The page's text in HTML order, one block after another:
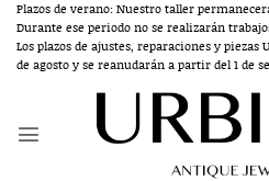
Saltar
contenido
Plazos de verano: Nuestro taller
Durante ese periodo no se realizarán
Los plazos de ajustes, reparaciones y
de agosto y se reanudarán a partir del 1 de